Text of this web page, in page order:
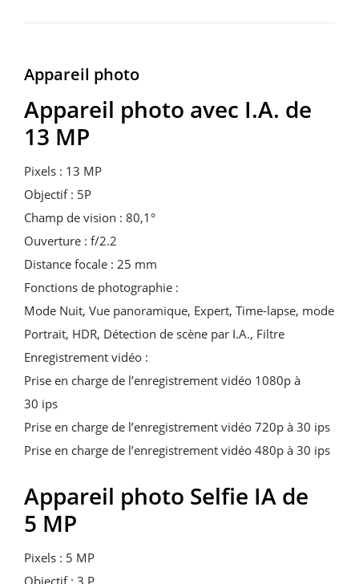
Appareil photo
Appareil photo avec I.A. de
13 MP
Pixels : 13 MP
Objectif : 5P
Champ de vision : 80,1°
Ouverture : f/2.2
Distance focale : 25 mm
Fonctions de photographie :
Mode Nuit, Vue panoramique, Expert, Time-lapse, mode
Portrait, HDR, Détection de scène par I.A., Filtre
Enregistrement vidéo :
Prise en charge de l’enregistrement vidéo 1080p à
30 ips
Prise en charge de l’enregistrement vidéo 720p à 30 ips
Prise en charge de l’enregistrement vidéo 480p à 30 ips
Appareil photo Selfie IA de
5 MP
Pixels : 5 MP